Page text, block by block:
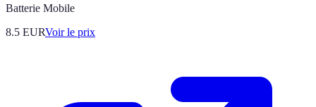
Batterie Mobile
8.5 EURVoir le prix